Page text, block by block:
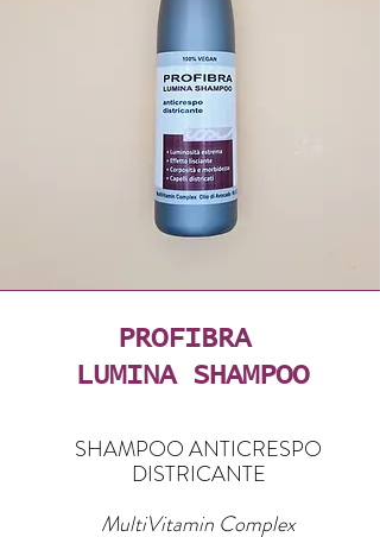
PROFIBRA
LUMINA SHAMPOO
SHAMPOO ANTICRESPO
DISTRICANTE
MultiVitamin Complex